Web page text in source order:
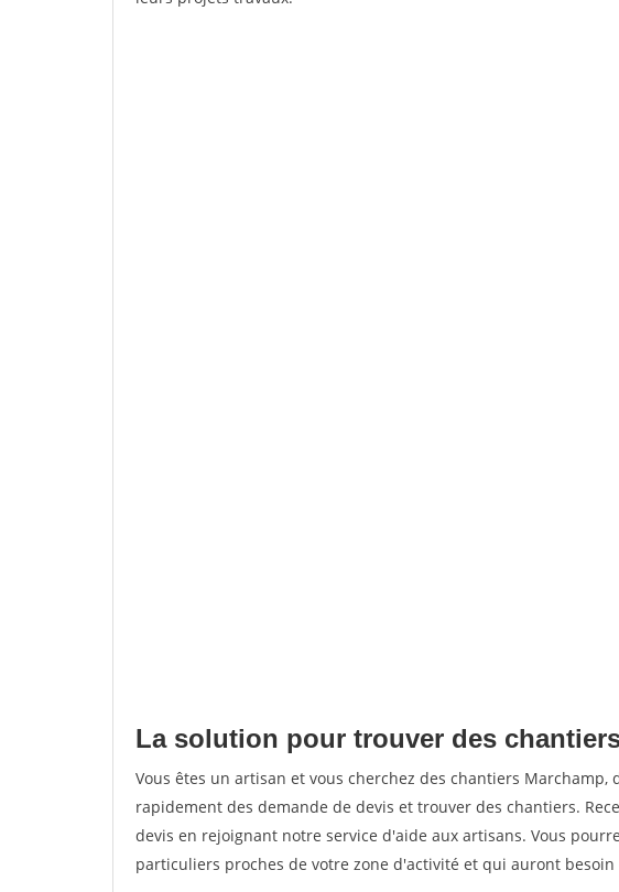
La solution pour trouver des
Vous êtes un artisan et vous cherchez des chantiers Marchamp,
rapidement des demande de devis et trouver des chantiers.
devis en rejoignant notre service d'aide aux artisans. Vous
particuliers proches de votre zone d'activité et qui auront